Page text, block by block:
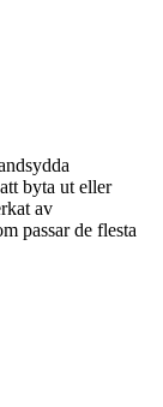
byta ut eller
av
passar de flesta